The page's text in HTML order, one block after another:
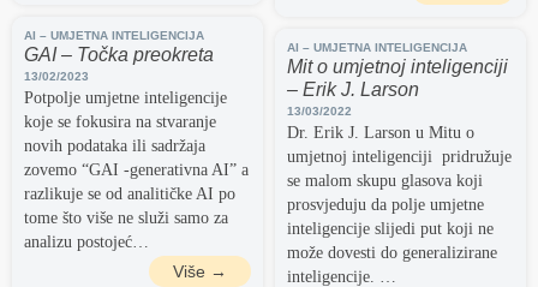
AI – UMJETNA INTELIGENCIJA
GAI – Točka preokreta
13/02/2023
Potpolje umjetne inteligencije
koje se fokusira na stvaranje
novih podataka ili sadržaja
zovemo “GAI -generativna AI” a
razlikuje se od analitičke AI po
tome što više ne služi samo za
analizu postojeć…
Više →
AI – UMJETNA INTELIGENCIJA
Mit o umjetnoj inteligenciji
– Erik J. Larson
13/03/2022
Dr. Erik J. Larson u Mitu o
umjetnoj inteligenciji pridružuje
se malom skupu glasova koji
prosvjeduju da polje umjetne
inteligencije slijedi put koji ne
može dovesti do generalizirane
inteligencije. …